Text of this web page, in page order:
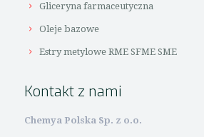
Gliceryna farmaceutyczna
Oleje bazowe
Estry metylowe RME SFME SME
Kontakt z nami
Chemya Polska Sp. z o.o.